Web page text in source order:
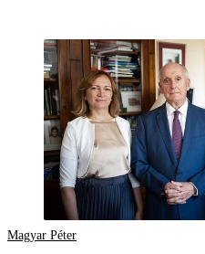
Magyar Péter